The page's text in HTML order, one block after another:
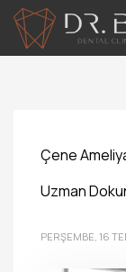
Çene
Uzman
PERŞEMBE, 16